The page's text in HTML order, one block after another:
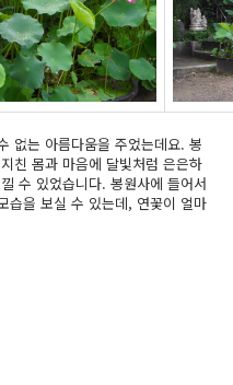
없는 아름다움을 주었는데요. 봉
친 몸과 마음에 달빛처럼 은은하
수 있었습니다. 봉원사에 들어서
습을 보실 수 있는데, 연꽃이 얼마